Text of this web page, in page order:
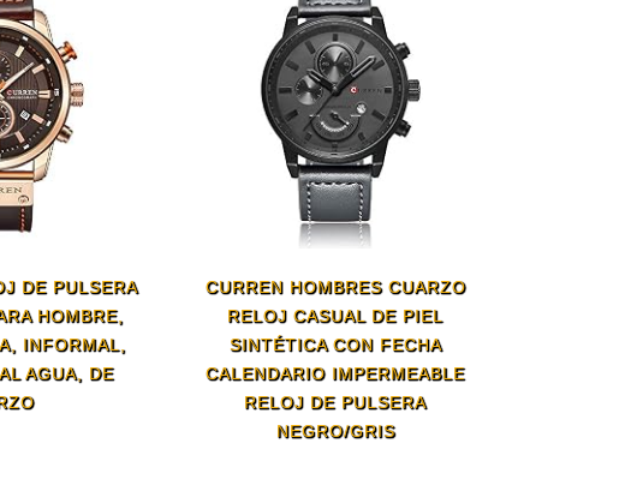
DE PULSERA
HOMBRE,
INFORMAL,
AGUA, DE
CURREN HOMBRES CUARZO
RELOJ CASUAL DE PIEL
SINTÉTICA CON FECHA
CALENDARIO IMPERMEABLE
RELOJ DE PULSERA
NEGRO/GRIS